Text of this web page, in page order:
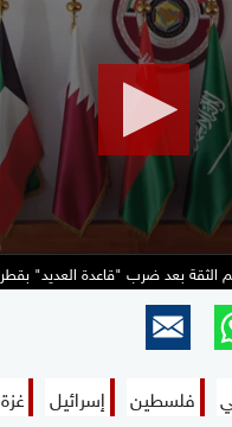
الثقة بعد ضرب "قاعدة العديد" بقطر
فلسطين إسرائيل غزة